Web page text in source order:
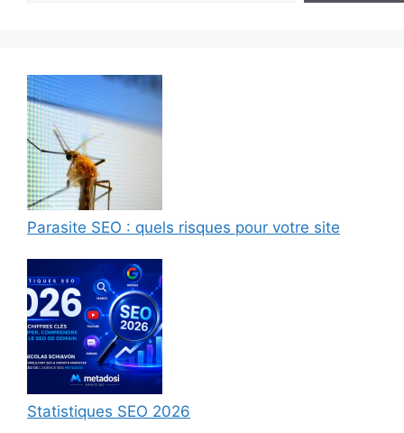
Parasite SEO : quels risques pour votre site
Statistiques SEO 2026